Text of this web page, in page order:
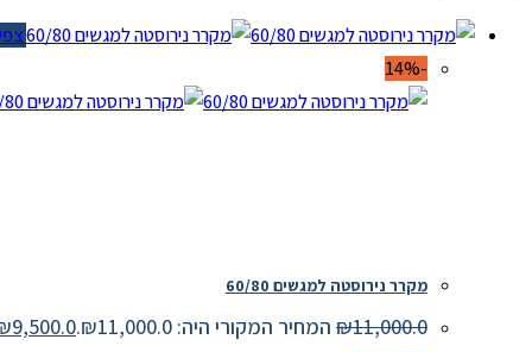
מקרר נירוסטה למגשים 60/80
₪11,000.0 המחיר המקורי היה: ₪11,000.0. ₪9,500.0